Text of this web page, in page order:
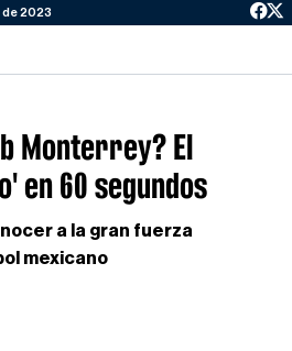
de 2023
Monterrey? El
en 60 segundos
a la gran fuerza
mexicano